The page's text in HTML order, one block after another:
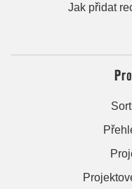
Jak přidat